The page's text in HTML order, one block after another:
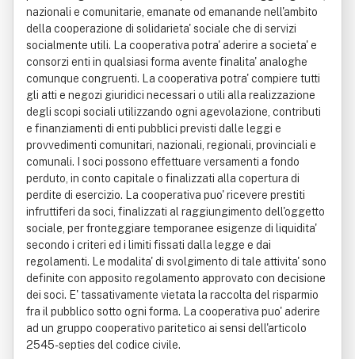
nazionali e comunitarie, emanate od emanande nell'ambito
della cooperazione di solidarieta' sociale che di servizi
socialmente utili. La cooperativa potra' aderire a societa' e
consorzi enti in qualsiasi forma avente finalita' analoghe
comunque congruenti. La cooperativa potra' compiere tutti
gli atti e negozi giuridici necessari o utili alla realizzazione
degli scopi sociali utilizzando ogni agevolazione, contributi
e finanziamenti di enti pubblici previsti dalle leggi e
provvedimenti comunitari, nazionali, regionali, provinciali e
comunali. I soci possono effettuare versamenti a fondo
perduto, in conto capitale o finalizzati alla copertura di
perdite di esercizio. La cooperativa puo' ricevere prestiti
infruttiferi da soci, finalizzati al raggiungimento dell'oggetto
sociale, per fronteggiare temporanee esigenze di liquidita'
secondo i criteri ed i limiti fissati dalla legge e dai
regolamenti. Le modalita' di svolgimento di tale attivita' sono
definite con apposito regolamento approvato con decisione
dei soci. E' tassativamente vietata la raccolta del risparmio
fra il pubblico sotto ogni forma. La cooperativa puo' aderire
ad un gruppo cooperativo paritetico ai sensi dell'articolo
2545-septies del codice civile.